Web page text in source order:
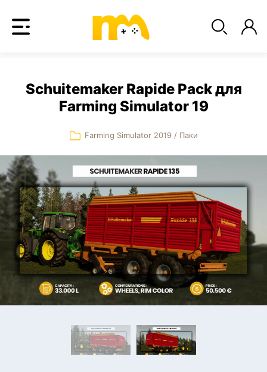
Schuitemaker Rapide Pack для
Farming Simulator 19
Farming Simulator 2019 / Паки